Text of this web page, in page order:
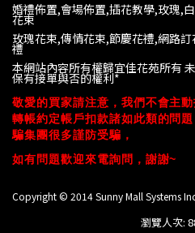
婚禮佈置,會場佈置,插花教學,玫瑰,
花束
玫瑰花束,傳情花束,節慶花禮,網路
禮
本網站內容所有權歸宜佳花苑所有
保有接單與否的權利*
敬愛的買家請注意，我們不會主
轉帳約定帳戶扣款諸如此類的問
騙集團很多謹防受騙，
如有問題歡迎來電詢問，謝謝~
Copyright © 2014 Sunny Mall Systems
瀏覽人次: